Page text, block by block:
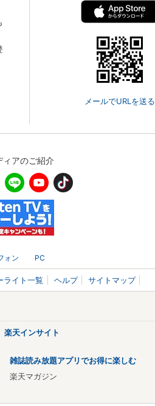
メールでURLを送る
アのご紹介
ォン PC
ライト一覧 ヘルプ サイトマップ
楽天インサイト
雑誌読み放題アプリでお得に楽しむ
楽天マガジン